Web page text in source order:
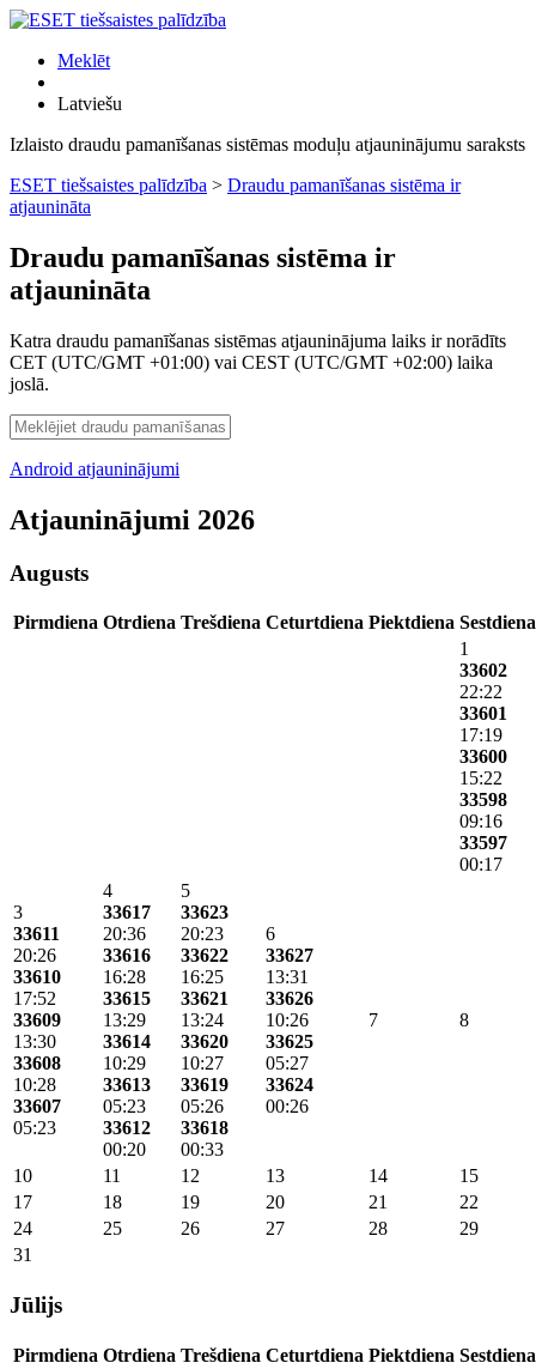
Meklēt
Latviešu
Izlaisto draudu pamanīšanas sistēmas moduļu atjauninājumu saraksts
ESET tiešsaistes palīdzība > Draudu pamanīšanas sistēma ir
atjaunināta
Draudu pamanīšanas sistēma ir
atjaunināta
Katra draudu pamanīšanas sistēmas atjauninājuma laiks ir norādīts
CET (UTC/GMT +01:00) vai CEST (UTC/GMT +02:00) laika
joslā.
Android atjauninājumi
Atjauninājumi 2026
Augusts
Pirmdiena Otrdiena Trešdiena Ceturtdiena Piektdiena Sestdiena
1
33602
22:22
33601
17:19
33600
15:22
33598
09:16
33597
00:17
3
33611
20:26
33610
17:52
33609
13:30
33608
10:28
33607
05:23
4
33617
20:36
33616
16:28
33615
13:29
33614
10:29
33613
05:23
33612
00:20
5
33623
20:23
33622
16:25
33621
13:24
33620
10:27
33619
05:26
33618
00:33
6
33627
13:31
33626
10:26
33625
05:27
33624
00:26
7 8
10 11 12 13 14
15
17
18 19 20 21
22
24
25 26 27 28
29
31
Jūlijs
Pirmdiena Otrdiena Trešdiena Ceturtdiena Piektdiena Sestdiena